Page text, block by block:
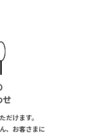
せ
だけます。
、お客さまに